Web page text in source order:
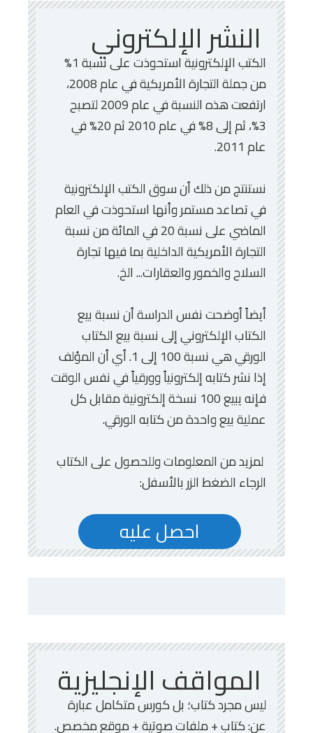
النشر الإلكتروني
الكتب الإلكترونية استحوذت على نسبة 1%
من جملة التجارة الأمريكية في عام 2008،
ارتفعت هذه النسبة في عام 2009 لتصبح
3%، ثم إلى 8% في عام 2010 ثم 20% في
عام 2011.
نستنتج من ذلك أن سوق الكتب الإلكترونية
في تصاعد مستمر وأنها استحوذت في العام
الماضي على نسبة 20 في المائة من نسبة
التجارة الأمريكية الداخلية بما فيها تجارة
السلاح والخمور والعقارات... الخ.
أيضاً أوضحت نفس الدراسة أن نسبة بيع
الكتاب الإلكتروني إلى نسبة بيع الكتاب
الورقي هي نسبة 100 إلى 1. أي أن المؤلف
إذا نشر كتابه إلكترونياً وورقياً في نفس الوقت
فإنه يبيع 100 نسخة إلكترونية مقابل كل
عملية بيع واحدة من كتابه الورقي.
لمزيد من المعلومات وللحصول على الكتاب
الرجاء الضغط الزر بالأسفل:
احصل عليه
المواقف الإنجليزية
ليس مجرد كتاب؛ بل كورس متكامل عبارة
عن: كتاب + ملفات صوتية + موقع مخصص.